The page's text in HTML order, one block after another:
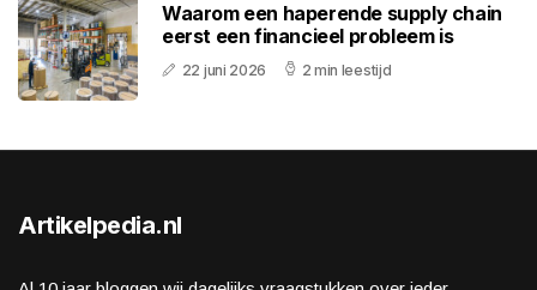
Waarom een haperende supply chain
eerst een financieel probleem is
22 juni 2026 2 min leestijd
Artikelpedia.nl